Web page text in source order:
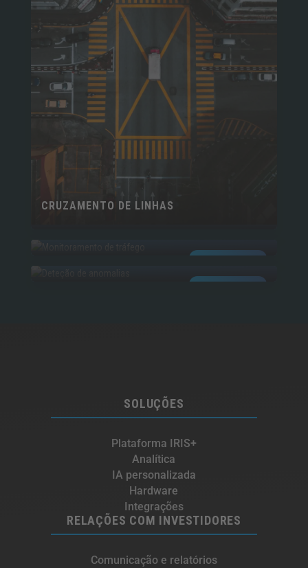
CRUZAMENTO DE LINHAS
SOLUÇÕES
Plataforma IRIS+
Analítica
IA personalizada
Hardware
Integrações
RELAÇÕES COM INVESTIDORES
Comunicação e relatórios